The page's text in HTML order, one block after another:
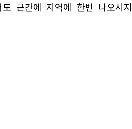
근간에 지역에 한번 나오시지